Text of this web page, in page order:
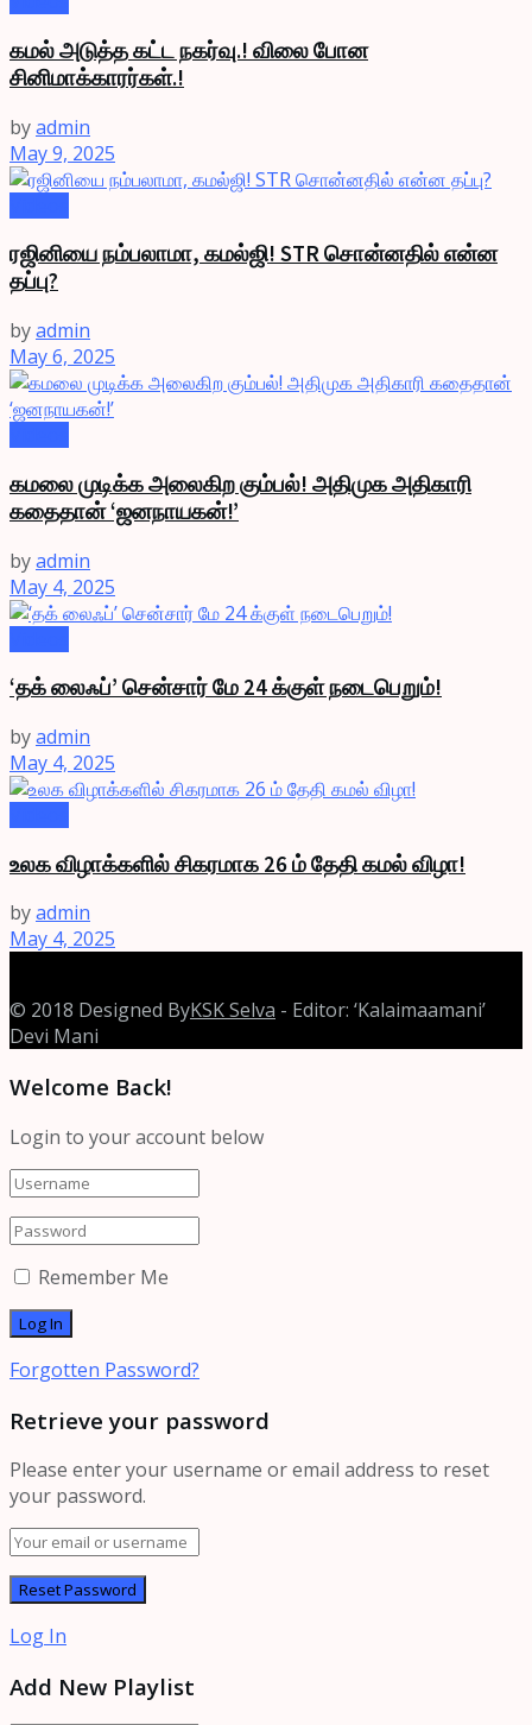
கமல் அடுத்த கட்ட நகர்வு.! விலை போன
சினிமாக்காரர்கள்.!
byadmin
May 9, 2025
ரஜினியை நம்பலாமா, கமல்ஜி! STR சொன்னதில் என்ன
தப்பு?
byadmin
May 6, 2025
கமலை முடிக்க அலைகிற கும்பல்! அதிமுக அதிகாரி
கதைதான் ‘ஜனநாயகன்!’
byadmin
May 4, 2025
‘தக் லைஃப்’ சென்சார் மே 24 க்குள் நடைபெறும்!
byadmin
May 4, 2025
உலக விழாக்களில் சிகரமாக 26 ம் தேதி கமல் விழா!
byadmin
May 4, 2025
© 2018 Designed ByKSK Selva - Editor: ‘Kalaimaamani’
Devi Mani
Welcome Back!
Login to your account below
Remember Me
Forgotten Password?
Retrieve your password
Please enter your username or email address to reset
your password.
Log In
Add New Playlist